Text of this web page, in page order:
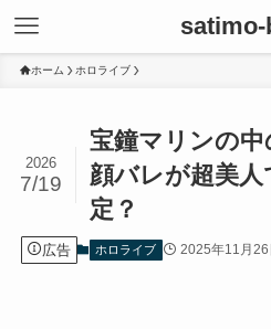
ホーム ホロライブ
宝鐘マリンの中
顔バレが超美
定？
2026
7/19
広告 ホロライブ 2025年11月26